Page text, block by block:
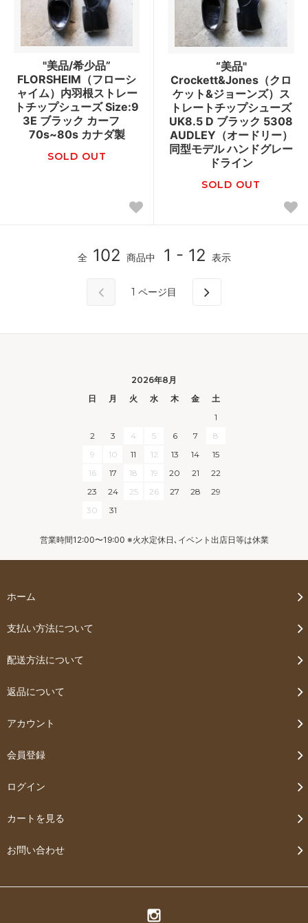
"美品/希少品”
FLORSHEIM（フローシ
ャイム）内羽根ストレー
トチップシューズ Size:9
3E ブラック カーフ
70s~80s カナダ製
SOLD OUT
“美品"
Crockett&Jones（クロ
ケット&ジョーンズ）ス
トレートチップシューズ
UK8.5 D ブラック 5308
AUDLEY（オードリー）
同型モデル ハンドグレー
ドライン
SOLD OUT
全 102 商品中 1 - 12 表示
1 ページ目
2026年8月
日
月 火 水 木 金
土
1
2
3 4 5 6 7
8
9
10 11 12 13 14
15
16
17 18 19 20 21
22
23
24 25 26 27 28
29
30
31
営業時間12:00〜19:00 ※火水定休日､イベント出店日等は休業
ホーム
支払い方法について
配送方法について
返品について
アカウント
会員登録
ログイン
カートを見る
お問い合わせ